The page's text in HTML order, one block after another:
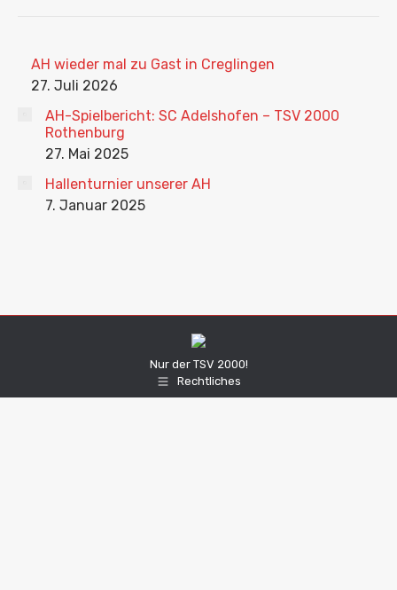
AH wieder mal zu Gast in Creglingen
27. Juli 2026
AH-Spielbericht: SC Adelshofen – TSV 2000
Rothenburg
27. Mai 2025
Hallenturnier unserer AH
7. Januar 2025
Nur der TSV 2000!
Rechtliches